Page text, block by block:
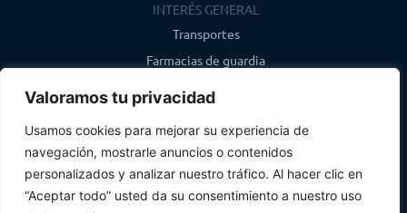
Valoramos tu privacidad
Usamos cookies para mejorar su experiencia de
navegación, mostrarle anuncios o contenidos
personalizados y analizar nuestro tráfico. Al hacer clic en
“Aceptar todo” usted da su consentimiento a nuestro uso
INTERÉS GENERAL
Transportes
Farmacias de guardia
CONTACTO
info@infosegovia.com